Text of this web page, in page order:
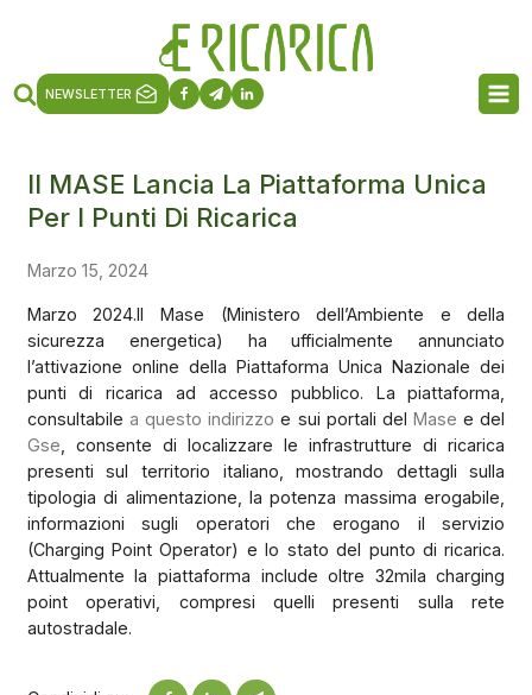
NEWSLETTER
Il MASE Lancia La Piattaforma Unica
Per I Punti Di Ricarica
Marzo 15, 2024
Marzo 2024.Il Mase (Ministero dell’Ambiente e della
sicurezza energetica) ha ufficialmente annunciato
l’attivazione online della Piattaforma Unica Nazionale dei
punti di ricarica ad accesso pubblico. La piattaforma,
consultabile a questo indirizzo e sui portali delMase e del
Gse , consente di localizzare le infrastrutture di ricarica
presenti sul territorio italiano, mostrando dettagli sulla
tipologia di alimentazione, la potenza massima erogabile,
informazioni sugli operatori che erogano il servizio
(Charging Point Operator) e lo stato del punto di ricarica.
Attualmente la piattaforma include oltre 32mila charging
point operativi, compresi quelli presenti sulla rete
autostradale.